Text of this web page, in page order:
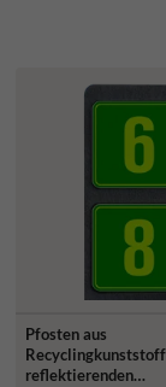
Pfosten aus
reflektierenden